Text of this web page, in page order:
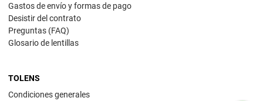
Gastos de envío y formas de pago
Desistir del contrato
Preguntas (FAQ)
Glosario de lentillas
TOLENS
Condiciones generales